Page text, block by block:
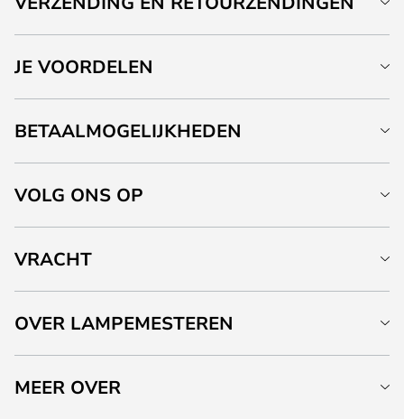
JE VOORDELEN
BETAALMOGELIJKHEDEN
VOLG ONS OP
VRACHT
OVER LAMPEMESTEREN
MEER OVER